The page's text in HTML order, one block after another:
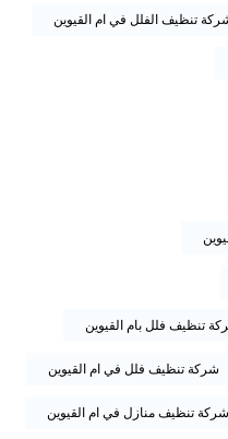
تنظيف الفلل في ام القيوين
تنظيف فلل بام القيوين
شركة تنظيف فلل في ام القيوين
شركة تنظيف منازل في ام القيوين